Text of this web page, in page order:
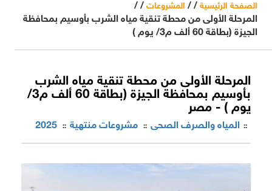
الصفحة الرئيسية / / المشروعات / /
المرحلة الأولى من محطة تنقية مياه الشرب بأوسيم بمحافظة
الجيزة (بطاقة 60 ألف م3/ يوم )
المرحلة الأولى من محطة تنقية مياه الشرب
بأوسيم بمحافظة الجيزة (بطاقة 60 ألف م3/
يوم ) - مصر
2025:: مشروعات منتهية:: المياه والصرف الصحى ::